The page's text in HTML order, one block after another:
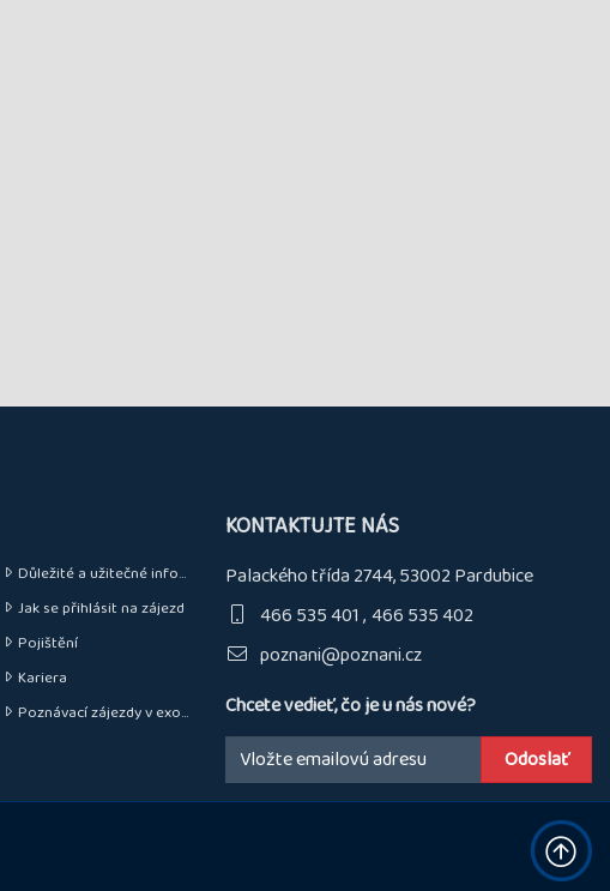
Důležité a užitečné informace
Jak se přihlásit na zájezd
Pojištění
Kariera
Poznávací zájezdy v exotice
KONTAKTUJTE NÁS
Palackého třída 2744, 53002 Pardubice
466 535 401 466 535 402
poznani@poznani.cz
Chcete vedieť, čo je u nás nové?
Email: